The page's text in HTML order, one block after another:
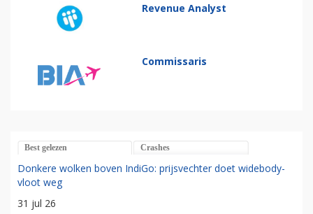
Revenue Analyst
Commissaris
Best gelezen Crashes
Donkere wolken boven IndiGo: prijsvechter doet widebody-
vloot weg
31 jul 26